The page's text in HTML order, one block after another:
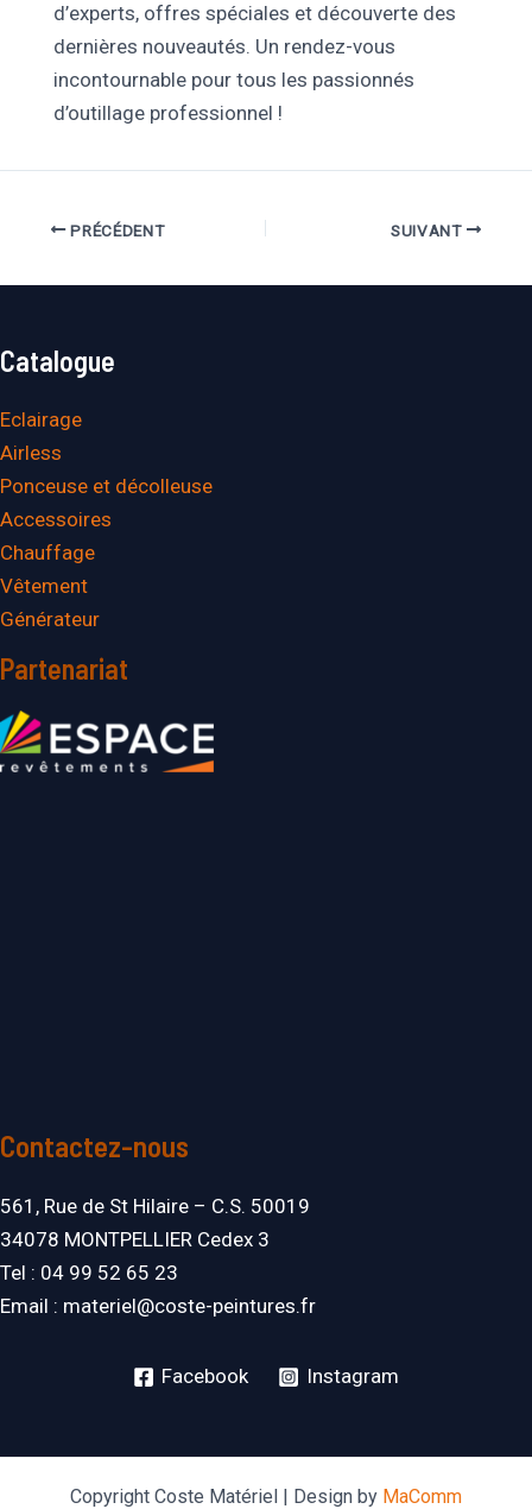
d’experts, offres spéciales et découverte des
dernières nouveautés. Un rendez-vous
incontournable pour tous les passionnés
d’outillage professionnel !
Navigation
PRÉCÉDENT SUIVANT
Catalogue
Eclairage
Airless
Ponceuse et décolleuse
Accessoires
Chauffage
Vêtement
Générateur
Partenariat
Contactez-nous
561, Rue de St Hilaire – C.S. 50019
34078 MONTPELLIER Cedex 3
Tel : 04 99 52 65 23
Email : materiel@coste-peintures.fr
Facebook Instagram
Copyright Coste Matériel | Design by MaComm